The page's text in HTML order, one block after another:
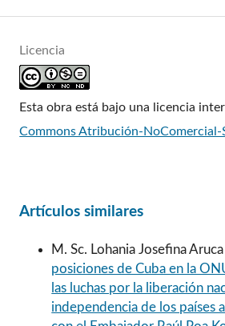
Licencia
Esta obra está bajo una licencia
Commons Atribución-NoComercial-
Artículos similares
M. Sc. Lohania Josefina
posiciones de Cuba en la
las luchas por la liberación
independencia de los países